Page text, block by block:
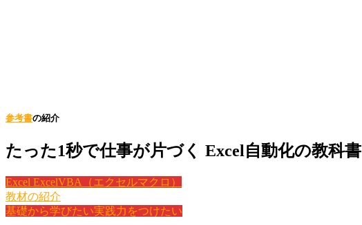
参考書の紹介
たった1秒で仕事が片づく Excel自動化の教科書
Excel ExcelVBA（エクセルマクロ）
教材の紹介
基礎から学びたい実践力をつけたい